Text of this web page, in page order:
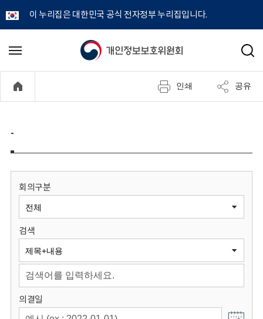
이 누리집은 대한민국 공식 전자정부 누리집입니다.
개
정
보
원
회
메
기
검
인쇄 공유
-
회의구분
검색
의결일